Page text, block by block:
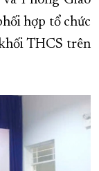
TỈNH KHÁNH HÒA
TRỰC THUỘC
KHÁNH HÒA
hợp tổ chức
THCS trên